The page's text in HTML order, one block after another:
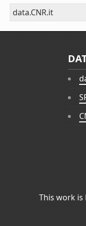
data.CNR.it
This work is